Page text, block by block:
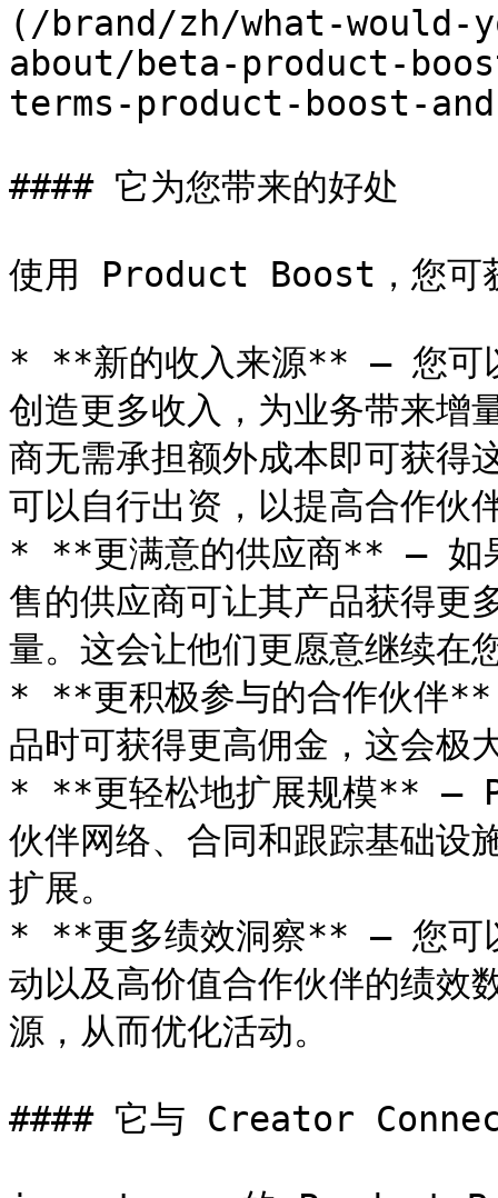
(/brand/zh/what-
about/beta-product-
terms-product-boost-
#### 它为您带来的好处
使用 Product Boost，您可
* **新的收入来源** — 您可
创造更多收入，为业务带来增
商无需承担额外成本即可获得
可以自行出资，以提高合作伙
* **更满意的供应商** — 如
售的供应商可让其产品获得更
量。这会让他们更愿意继续在
* **更积极参与的合作伙伴**
品时可获得更高佣金，这会极
* **更轻松地扩展规模** —
伙伴网络、合同和跟踪基础设
扩展。
* **更多绩效洞察** — 您可
动以及高价值合作伙伴的绩效
源，从而优化活动。
#### 它与 Creator